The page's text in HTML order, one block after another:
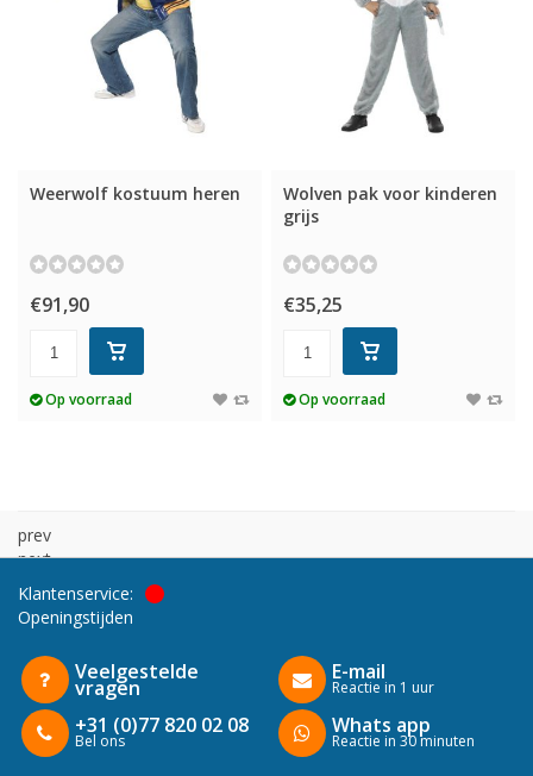
Weerwolf kostuum heren
€91,90
Op voorraad
Wolven pak voor kinderen
grijs
€35,25
Op voorraad
prev
next
Klantenservice:
Openingstijden
Veelgestelde
vragen
+31 (0)77 820 02 08
Bel ons
E-mail
Reactie in 1 uur
Whats app
Reactie in 30 minuten